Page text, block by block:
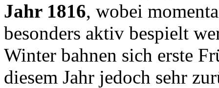
Jahr 1816, wobei
besonders aktiv bespielt
Winter bahnen sich erste
diesem Jahr jedoch sehr